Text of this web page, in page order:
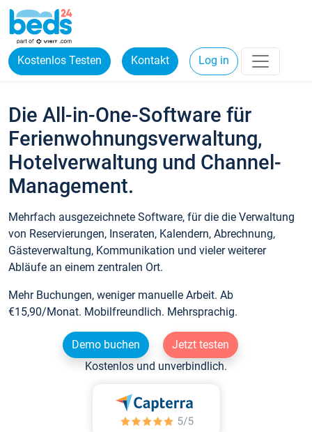
Kostenlos Testen Kontakt Log in
Die All-in-One-Software für
Ferienwohnungsverwaltung,
Hotelverwaltung und Channel-
Management.
Mehrfach ausgezeichnete Software, für die die Verwaltung
von Reservierungen, Inseraten, Kalendern, Abrechnung,
Gästeverwaltung, Kommunikation und vieler weiterer
Abläufe an einem zentralen Ort.
Mehr Buchungen, weniger manuelle Arbeit. Ab
€15,90/Monat. Mobilfreundlich. Mehrsprachig.
Demo buchen
Jetzt testen
Kostenlos und unverbindlich.